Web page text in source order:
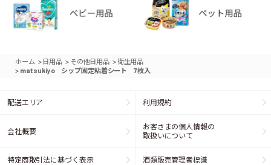
ホーム > 日用品 > その他日用品 > 衛生用品
> matsukiyo シップ固定粘着シート 7枚入
配送エリア 利用規約
会社概要
お客さまの個人情報の
取扱いについて
特定商取引法に基づく表示 酒類販売管理者標識